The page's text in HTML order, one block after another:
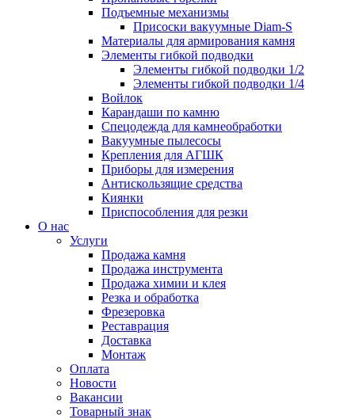
Подъeмные механизмы
Присоски вакуумные Diam-S
Материалы для армирования камня
Элементы гибкой подводки
Элементы гибкой подводки 1/2
Элементы гибкой подводки 1/4
Войлок
Карандаши по камню
Спецодежда для камнеобработки
Вакуумные пылесосы
Крепления для АГШК
Приборы для измерения
Антискользящие средства
Киянки
Приспособления для резки
О нас
Услуги
Продажа камня
Продажа инструмента
Продажа химии и клея
Резка и обработка
Фрезеровка
Реставрация
Доставка
Монтаж
Оплата
Новости
Вакансии
Товарный знак